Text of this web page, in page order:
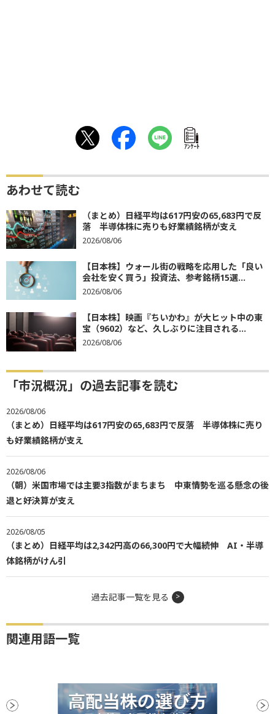
ｱﾝｹｰﾄ
あわせて読む
（まとめ）日経平均は617円安の65,683円で反
落 半導体株に売りも好業績銘柄が支え
2026/08/06
【日本株】ウォール街の戦略を応用した「良い
会社を安く買う」投資法、参考銘柄15選...
2026/08/06
【日本株】映画『ちいかわ』が大ヒット中の東
宝（9602）など、久しぶりに注目される...
2026/08/06
「市況概況」の過去記事を読む
2026/08/06
（まとめ）日経平均は617円安の65,683円で反落 半導体株に売り
も好業績銘柄が支え
2026/08/06
（朝）米国市場では主要3指数がまちまち 中東情勢を巡る懸念の後
退と好決算が支え
2026/08/05
（まとめ）日経平均は2,342円高の66,300円で大幅続伸 AI・半導
体銘柄がけん引
過去記事一覧を見る
関連用語一覧